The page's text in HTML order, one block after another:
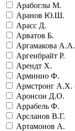
Арабоглы М.
Аранов Ю.Ш.
Арасс Д.
Арватов Б.
Аргамакова
Аргенбрайт Р.
Арендт Х.
Арминио Ф.
Армстронг А.Х.
Аронсон Д.О.
Аррабель Ф.
Арсланов В.Г.
Артамонов А.